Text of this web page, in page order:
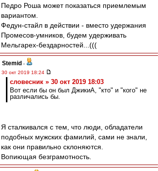
Педро Роша может показаться приемлемым
вариантом.
Федун-стайл в действии - вместо удержания
Промесов-умников, будем удерживать
Мельгарех-бездарностей...(((
Stemid -
30 окт 2019 18:24
словесник » 30 окт 2019 18:03
Вот если бы он был ДжикиА, "кто" и "кого" не
различались бы.
Я сталкивался с тем, что люди, обладатели
подобных мужских фамилий, сами не знали,
как они правильно склоняются.
Вопиющая безграмотность.